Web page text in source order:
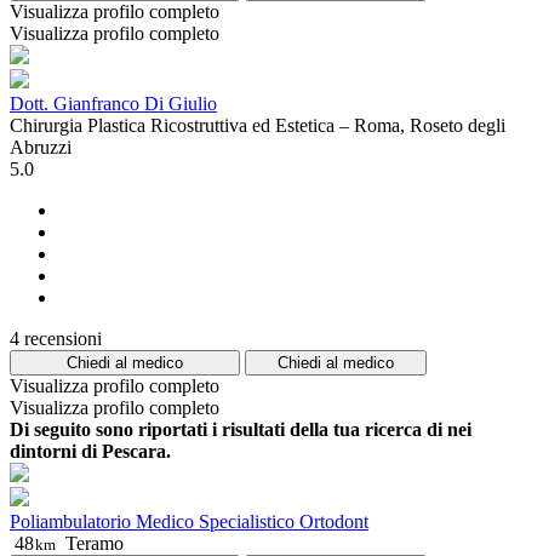
Visualizza profilo completo
Visualizza profilo completo
Dott. Gianfranco Di Giulio
Chirurgia Plastica Ricostruttiva ed Estetica – Roma, Roseto degli
Abruzzi
5.0
4 recensioni
Chiedi al medico Chiedi al medico
Visualizza profilo completo
Visualizza profilo completo
Di seguito sono riportati i risultati della tua ricerca di nei
dintorni di Pescara.
Poliambulatorio Medico Specialistico Ortodont
48km Teramo